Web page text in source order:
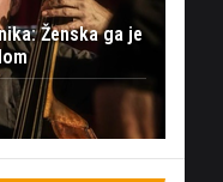
Ženska ga je